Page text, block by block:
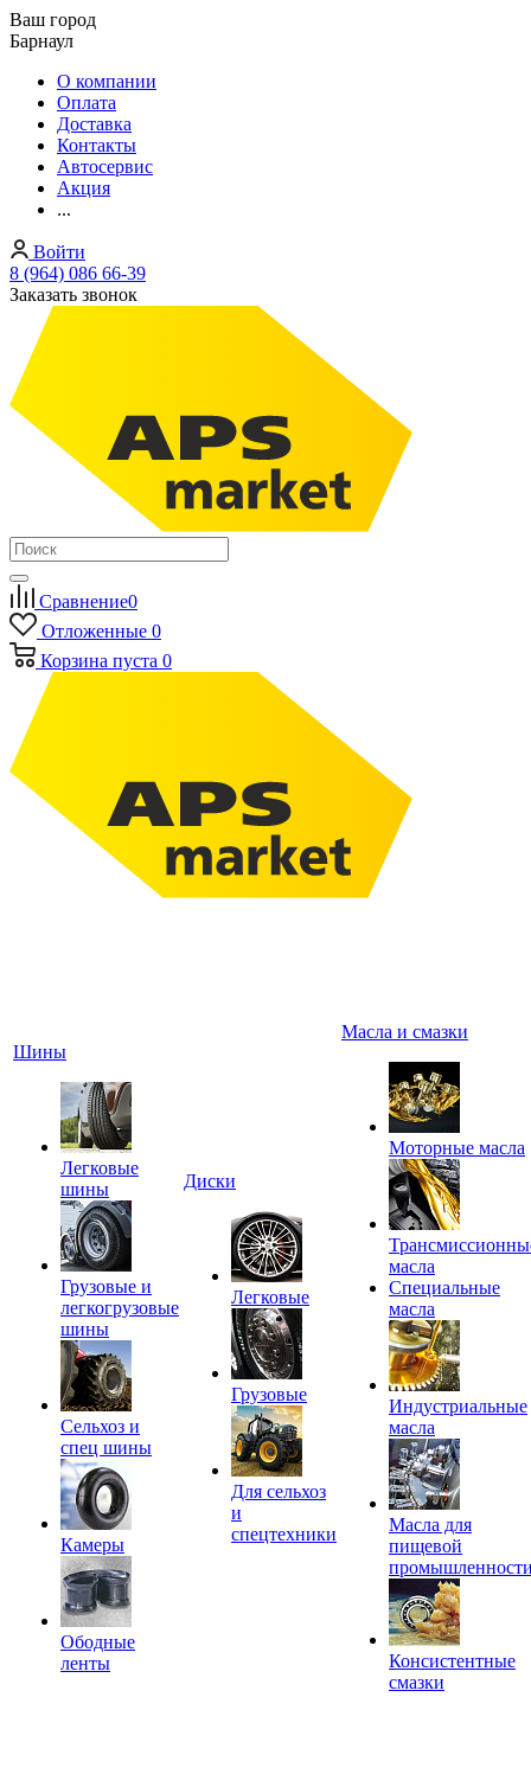
Ваш город
Барнаул
О компании
Оплата
Доставка
Контакты
Автосервис
Акция
...
Войти
8 (964) 086 66-39
Заказать звонок
Сравнение0
Отложенные 0
Корзина пуста 0
Шины
Легковые
шины
Грузовые и
легкогрузовые
шины
Сельхоз и
спец шины
Камеры
Ободные
ленты
Диски
Легковые
Грузовые
Для сельхоз
и
спецтехники
Масла и смазки
Моторные масла
масла
Специальные
масла
Индустриальные
масла
Масла для
пищевой
Консистентные
смазки